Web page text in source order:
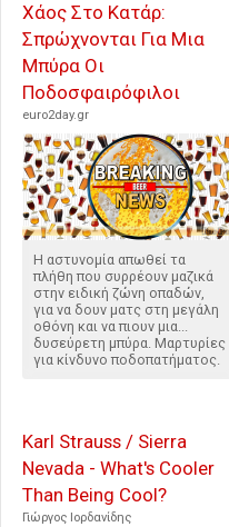
Χάος Στο Κατάρ:
Σπρώχνονται Για Μια
Μπύρα Οι
Ποδοσφαιρόφιλοι
euro2day.gr
Η αστυνομία απωθεί τα
πλήθη που συρρέουν μαζικά
στην ειδική ζώνη οπαδών,
για να δουν ματς στη μεγάλη
οθόνη και να πιουν μια...
δυσεύρετη μπύρα. Μαρτυρίες
για κίνδυνο ποδοπατήματος.
Karl Strauss / Sierra
Nevada - What's Cooler
Than Being Cool?
Γιώργος Ιορδανίδης